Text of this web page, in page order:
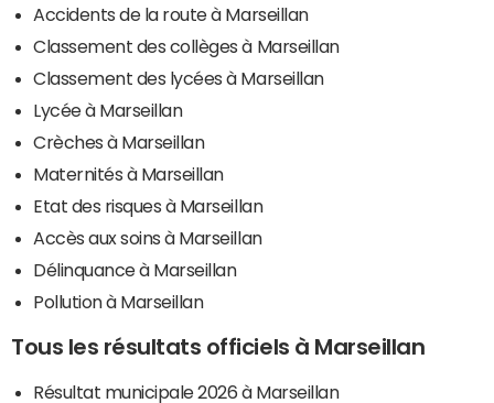
Accidents de la route à Marseillan
Classement des collèges à Marseillan
Classement des lycées à Marseillan
Lycée à Marseillan
Crèches à Marseillan
Maternités à Marseillan
Etat des risques à Marseillan
Accès aux soins à Marseillan
Délinquance à Marseillan
Pollution à Marseillan
Tous les résultats officiels à Marseillan
Résultat municipale 2026 à Marseillan